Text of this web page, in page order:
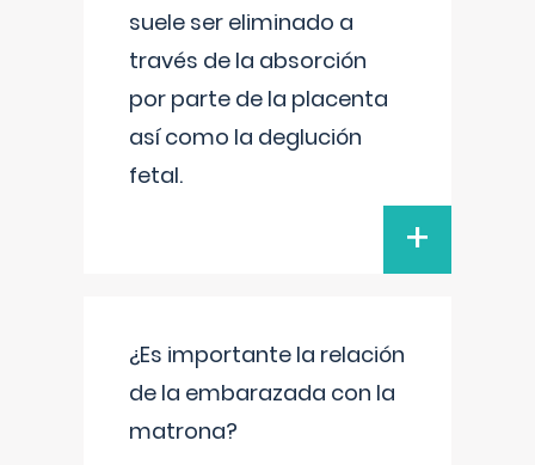
suele ser eliminado a
través de la absorción
por parte de la placenta
así como la deglución
fetal.
+
¿Es importante la relación
de la embarazada con la
matrona?